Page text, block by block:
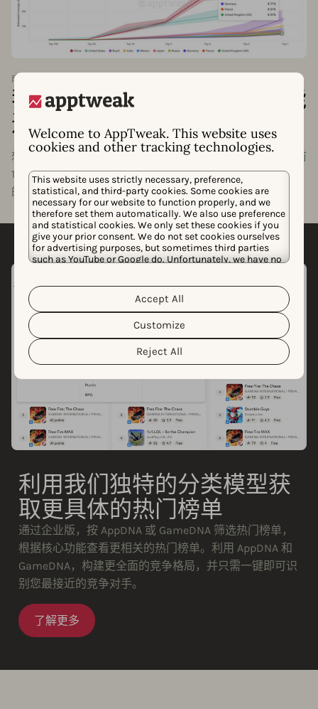
Welcome to AppTweak. This website uses
cookies and other tracking technologies.
This website uses strictly necessary, preference,
statistical, and third-party cookies. Some cookies are
necessary for our website to function properly, and we
therefore set them automatically. We also use preference
and statistical cookies. We only set these cookies if you
give your prior consent. We do not set cookies ourselves
for advertising purposes, but sometimes third parties
such as YouTube or Google do. Unfortunately, we have no
personal data and the different cookies we use, please
read our
Cookie Policy&Privacy Policy
customize your cookie settings and preferences by
clicking the “Customize” button.
Reject All
Customize
Accept All
成为热门所需下载量
我的应用需要多少下载量才能
进入前 10 名？
想知道您的应用或游戏需要达到什么水平才能进入类别的前
1、5 或 10 名？通过“成为热门所需下载量”，我们将估算您
的应用在所属类别中名列前茅所需的下载量。
利用我们独特的分类模型获
取更具体的热门榜单
通过企业版，按 AppDNA 或 GameDNA 筛选热门榜单，
根据核心功能查看更相关的热门榜单。利用 AppDNA 和
GameDNA，构建更全面的竞争格局，并只需一键即可识
别您最接近的竞争对手。
了解更多